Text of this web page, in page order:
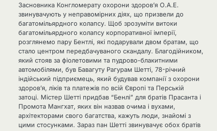
Засновника Конгломерату охорони здоров’я О.А.Е.
звинувачують у неправомірних діях, що призвели до
багатомільярдного колапсу. Щоб зрозуміти витоки
багатомільярдного колапсу корпоративної імперії,
розглянемо пару Бентлі, які подарували двом братам, що
стало центром передбачуваного скандалу. Благодійником,
який стояв за фіолетовими та пудрово-блакитними
автомобілями, був Бавагуту Рагурам Шетті, 78-річний
індійський підприємець, який будував компанії з охорони
здоров’я, ліків та платежів по всій Європі та Перській
затоці. Містер Шетті придбав “Бенлі” для братів Прасанта і
Промота Мангхат, яких він назвав очима і вухами,
архітекторами свого багатства, кажуть люди, знайомі з
цими стосунками. Зараз пан Шетті звинувачує обох братів